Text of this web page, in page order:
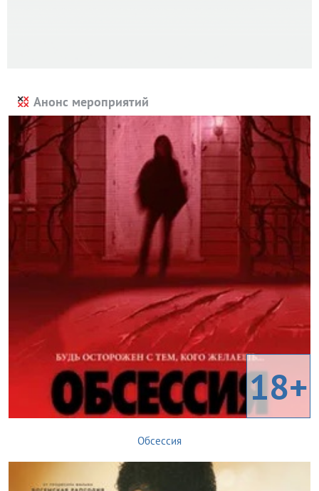
Анонс мероприятий
18+
Обсессия